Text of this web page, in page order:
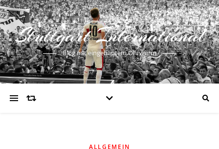
Stuttgart International
Blog mit eingebautem Ohrwurm
ALLGEMEIN